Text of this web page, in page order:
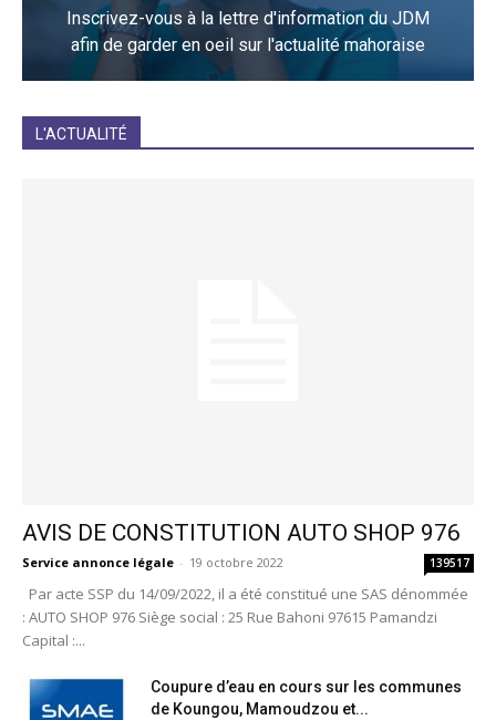
Inscrivez-vous à la lettre d'information du JDM
afin de garder en oeil sur l'actualité mahoraise
L'ACTUALITÉ
AVIS DE CONSTITUTION AUTO SHOP 976
Service annonce légale - 19 octobre 2022 139517
Par acte SSP du 14/09/2022, il a été constitué une SAS dénommée
: AUTO SHOP 976 Siège social : 25 Rue Bahoni 97615 Pamandzi
Capital :...
Coupure d’eau en cours sur les communes
de Koungou, Mamoudzou et...